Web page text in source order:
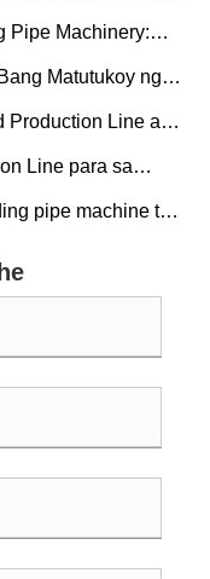
Pipe Machinery:
Pangunahing
Matutukoy ng
Kalidad ng
Production Line ang
Line para sa
pipe machine test